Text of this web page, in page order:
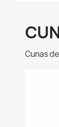
Cunas